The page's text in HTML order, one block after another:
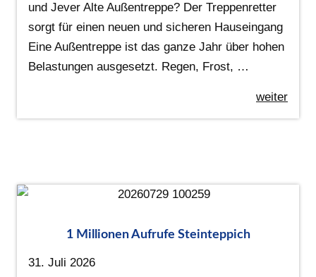
und Jever Alte Außentreppe? Der Treppenretter
sorgt für einen neuen und sicheren Hauseingang
Eine Außentreppe ist das ganze Jahr über hohen
Belastungen ausgesetzt. Regen, Frost, …
weiter
1 Millionen Aufrufe Steinteppich
31. Juli 2026